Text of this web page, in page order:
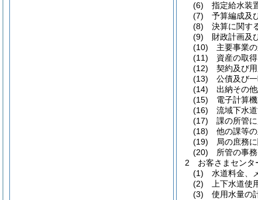
(6)
指定給水装
(7)
予算編成及
(8)
決算に関す
(9)
財政計画及
(10)
主要事業
(11)
資産の取
(12)
契約及び用
(13)
公債及び
(14)
出納その
(15)
電子計算
(16)
流域下水
(17)
課の所管
(18)
他の課等
(19)
局の庶務
(20)
所管の事
2
お客さまセンタ
(1)
水道料金、
(2)
上下水道使
(3)
使用水量の